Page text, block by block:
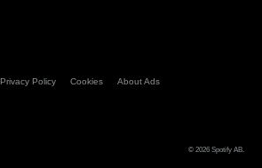
Privacy Policy Cookies About Ads
© 2026 Spotify AB